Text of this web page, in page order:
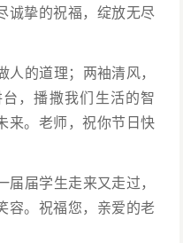
诚挚的祝福，绽放无尽
的道理；两袖清风，
，播撒我们生活的智
来。老师，祝你节日快
届学生走来又走过，
容。祝福您，亲爱的老